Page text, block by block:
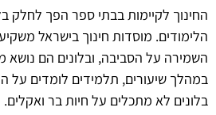
החינוך לקיימות בבתי ספר הפך לחלק
הלימודים. מוסדות חינוך בישראל
השמירה על הסביבה, ובלונים הם נושא
במהלך שיעורים, תלמידים לומדים על
בלונים לא מתכלים על חיות בר ואקלים.